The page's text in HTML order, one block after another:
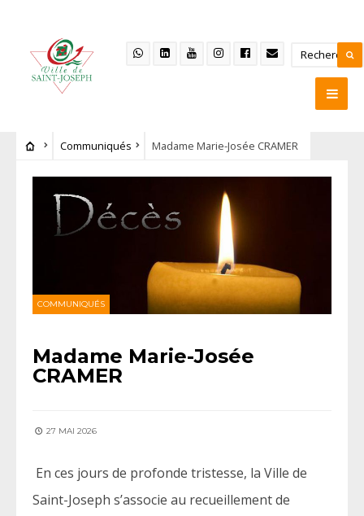
Communiqués Madame Marie-Josée CRAMER
COMMUNIQUÉS
Madame Marie-Josée
CRAMER
27 MAI 2026
En ces jours de profonde tristesse, la Ville de
Saint-Joseph s’associe au recueillement de